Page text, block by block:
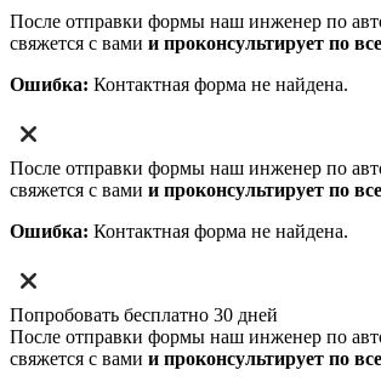
После отправки формы наш инженер по
свяжется с вами и проконсультирует по
Ошибка: Контактная форма не найдена.
После отправки формы наш инженер по
свяжется с вами и проконсультирует по
Ошибка: Контактная форма не найдена.
Попробовать бесплатно 30 дней
После отправки формы наш инженер по
свяжется с вами и проконсультирует по